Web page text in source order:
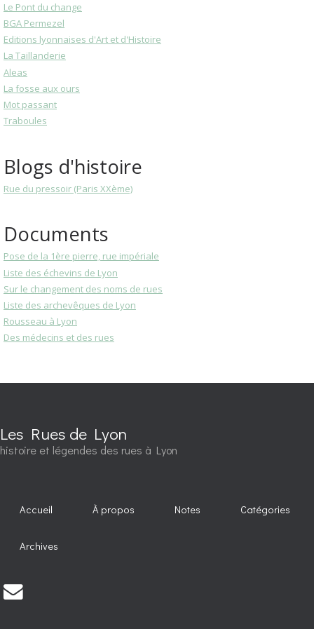
Le Pont du change
BGA Permezel
Editions lyonnaises d'Art et d'Histoire
La Taillanderie
Aleas
La fosse aux ours
Mot passant
Traboules
Blogs d'histoire
Rue du pressoir (Paris XXème)
Documents
Pose de la 1ère pierre, rue impériale
Liste des échevins de Lyon
Sur le changement des noms de rues
Liste des archevêques de Lyon
Rousseau à Lyon
Des médecins et des rues
Les Rues de Lyon
histoire et légendes des rues à Lyon
Accueil À propos Notes Catégories
Archives